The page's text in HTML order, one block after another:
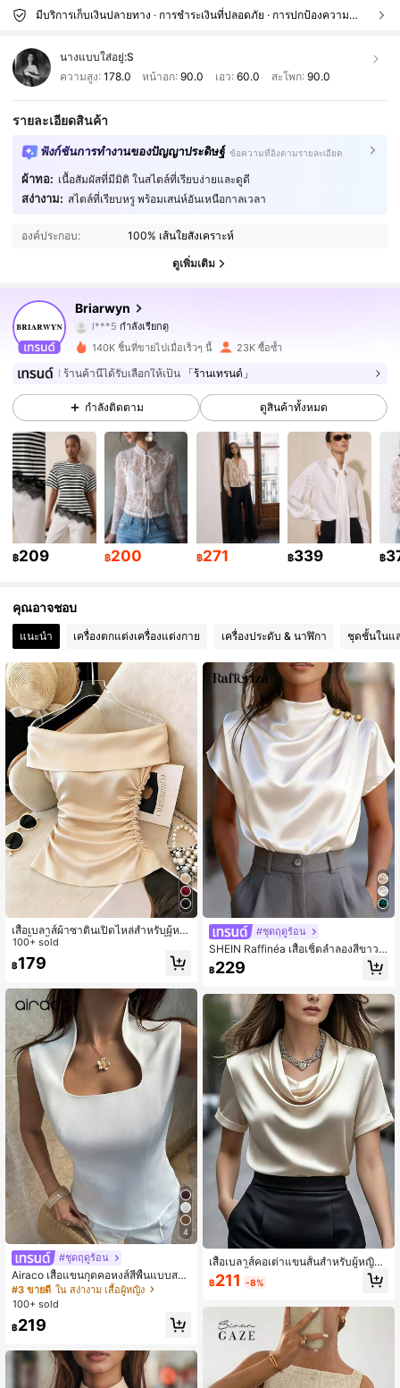
มีบริการเก็บเงินปลายทาง · การชำระเงินที่ปลอดภัย · การปกป้องความเป็นส่วนตัว
นางแบบใส่อยู่:S
ความสูง: 178.0 หน้าอก:90.0 เอว: 60.0 สะโพก: 90.0
รายละเอียดสินค้า
ฟังก์ชันการทำงานของปัญญาประดิษฐ์ ข้อความที่อิงตามรายละเอียด
ผ้าทอ: เนื้อสัมผัสที่มีมิติ ในสไตล์ที่เรียบง่ายและดูดี
สง่างาม: สไตล์ที่เรียบหรู พร้อมเสน่ห์อันเหนือกาลเวลา
องค์ประกอบ: 100% เส้นใยสังเคราะห์
ดูเพิ่มเติม
Briarwyn
4.84 126K ผู้ติดตาม
126K ผู้ติดตาม
4.84 126K ผู้ติดตาม
4.84 126K ผู้ติดตาม
4.84 126K ผู้ติดตาม
4.84 126K ผู้ติดตาม
4.84 126K ผู้ติดตาม
4.84 126K ผู้ติดตาม
140K ชิ้นที่ขายไปเมื่อเร็วๆ นี้ 23K ซื้อซ้ำ
ร้านค้านี้ได้รับเลือกให้เป็น 「ร้านเทรนด์」
กำลังติดตาม ดูสินค้าทั้งหมด
฿209 ฿200 ฿271 ฿339 ฿
คุณอาจชอบ
แนะนำ เครื่องตกแต่งเครื่องแต่งกาย เครื่องประดับ & นาฬิกา ชุดชั้นในแ
เสื้อเบลาส์ผ้าซาตินเปิดไหล่สำหรับผู้หญิ
ง, เสื้อเชิ้ตเข้ารูปเอวพลีทหรูหรา, เสื้อลำ
ลองสำหรับใส่ไปทำงาน
100+ sold
฿179
4
#ชุดฤดูร้อน
Airaco เสื้อแขนกุดคอหงส์สีพื้นแบบสบ
ายๆสำหรับผู้หญิง
#3 ขายดี ใน สง่างาม เสื้อผู้หญิง
100+ sold
฿219
#ชุดฤดูร้อน
SHEIN Raffinéa เสื้อเชิ้ตลำลองสีขาวผ้
าซาตินสำหรับผู้หญิงในฤดูร้อน อเนกปร
ะสงค์ ตกแต่งกระดุมที่ไหล่ จีบที่ไหล่ เสื้อ
ทางไปทำงานและการออกเดท จากออฟ
ฟิศถึงเดท จากถนนในเมืองถึงการเดินท
างท่องเที่ยว อเนกประสงค์ การเดินทางไ
ปทำงาน ประจำวัน การประชุม การเจร
จาธุรกิจ ออฟฟิศประจำวัน เดท ดินเนอร์
พิธีรับปริญญา
฿229
เสื้อเบลาส์คอเต่าแขนสั้นสำหรับผู้หญิง
ดีไซน์สีพื้น สำหรับวันพักผ่อนฤดูร้อน
฿211 -8%